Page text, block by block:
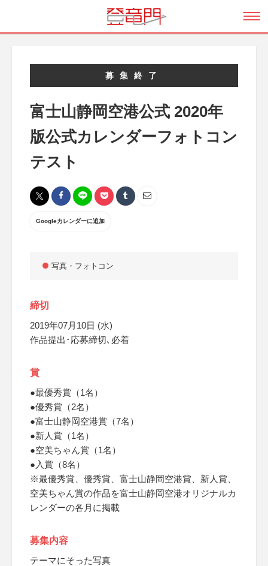
募集終了
富士山静岡空港公式 2020年
版公式カレンダーフォトコン
テスト
Googleカレンダーに追加
写真・フォトコン
締切
2019年07月10日 (水)
作品提出･応募締切､必着
賞
●最優秀賞（1名）
●優秀賞（2名）
●富士山静岡空港賞（7名）
●新人賞（1名）
●空美ちゃん賞（1名）
●入賞（8名）
※最優秀賞、優秀賞、富士山静岡空港賞、新人賞、
空美ちゃん賞の作品を富士山静岡空港オリジナルカ
レンダーの各月に掲載
募集内容
テーマにそった写真